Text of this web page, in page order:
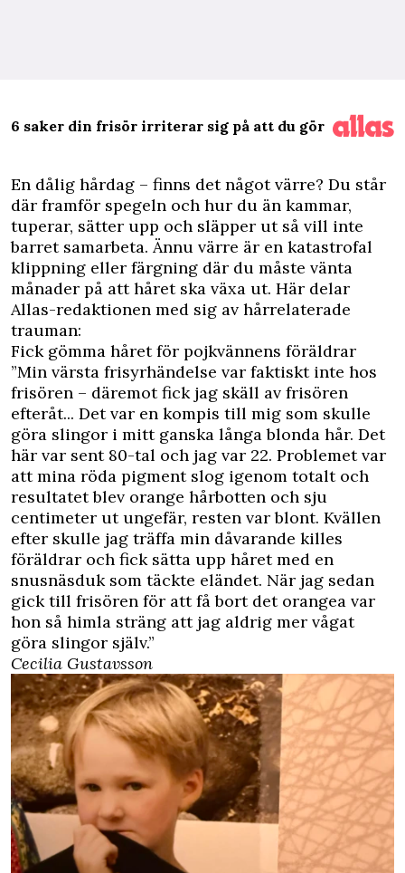
6 saker din frisör irriterar sig på att du gör
En dålig hårdag – finns det något värre? Du står
där framför spegeln och hur du än kammar,
tuperar, sätter upp och släpper ut så vill inte
barret samarbeta. Ännu värre är en katastrofal
klippning eller färgning där du måste vänta
månader på att håret ska växa ut. Här delar
Allas-redaktionen med sig av hårrelaterade
trauman:
Fick gömma håret för pojkvännens föräldrar
”Min värsta frisyrhändelse var faktiskt inte hos
frisören – däremot fick jag skäll av frisören
efteråt... Det var en kompis till mig som skulle
göra slingor i mitt ganska långa blonda hår. Det
här var sent 80-tal och jag var 22. Problemet var
att mina röda pigment slog igenom totalt och
resultatet blev orange hårbotten och sju
centimeter ut ungefär, resten var blont. Kvällen
efter skulle jag träffa min dåvarande killes
föräldrar och fick sätta upp håret med en
snusnäsduk som täckte eländet. När jag sedan
gick till frisören för att få bort det orangea var
hon så himla sträng att jag aldrig mer vågat
göra slingor själv.”
Cecilia Gustavsson